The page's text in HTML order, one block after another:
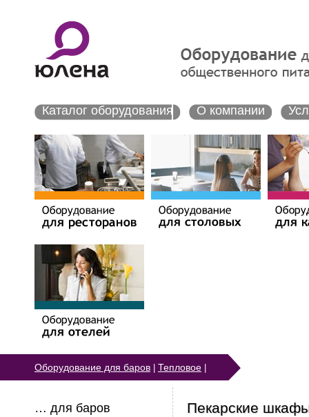
Каталог оборудования О компании
Оборудование для баров Тепловое
… для баров Пекарские